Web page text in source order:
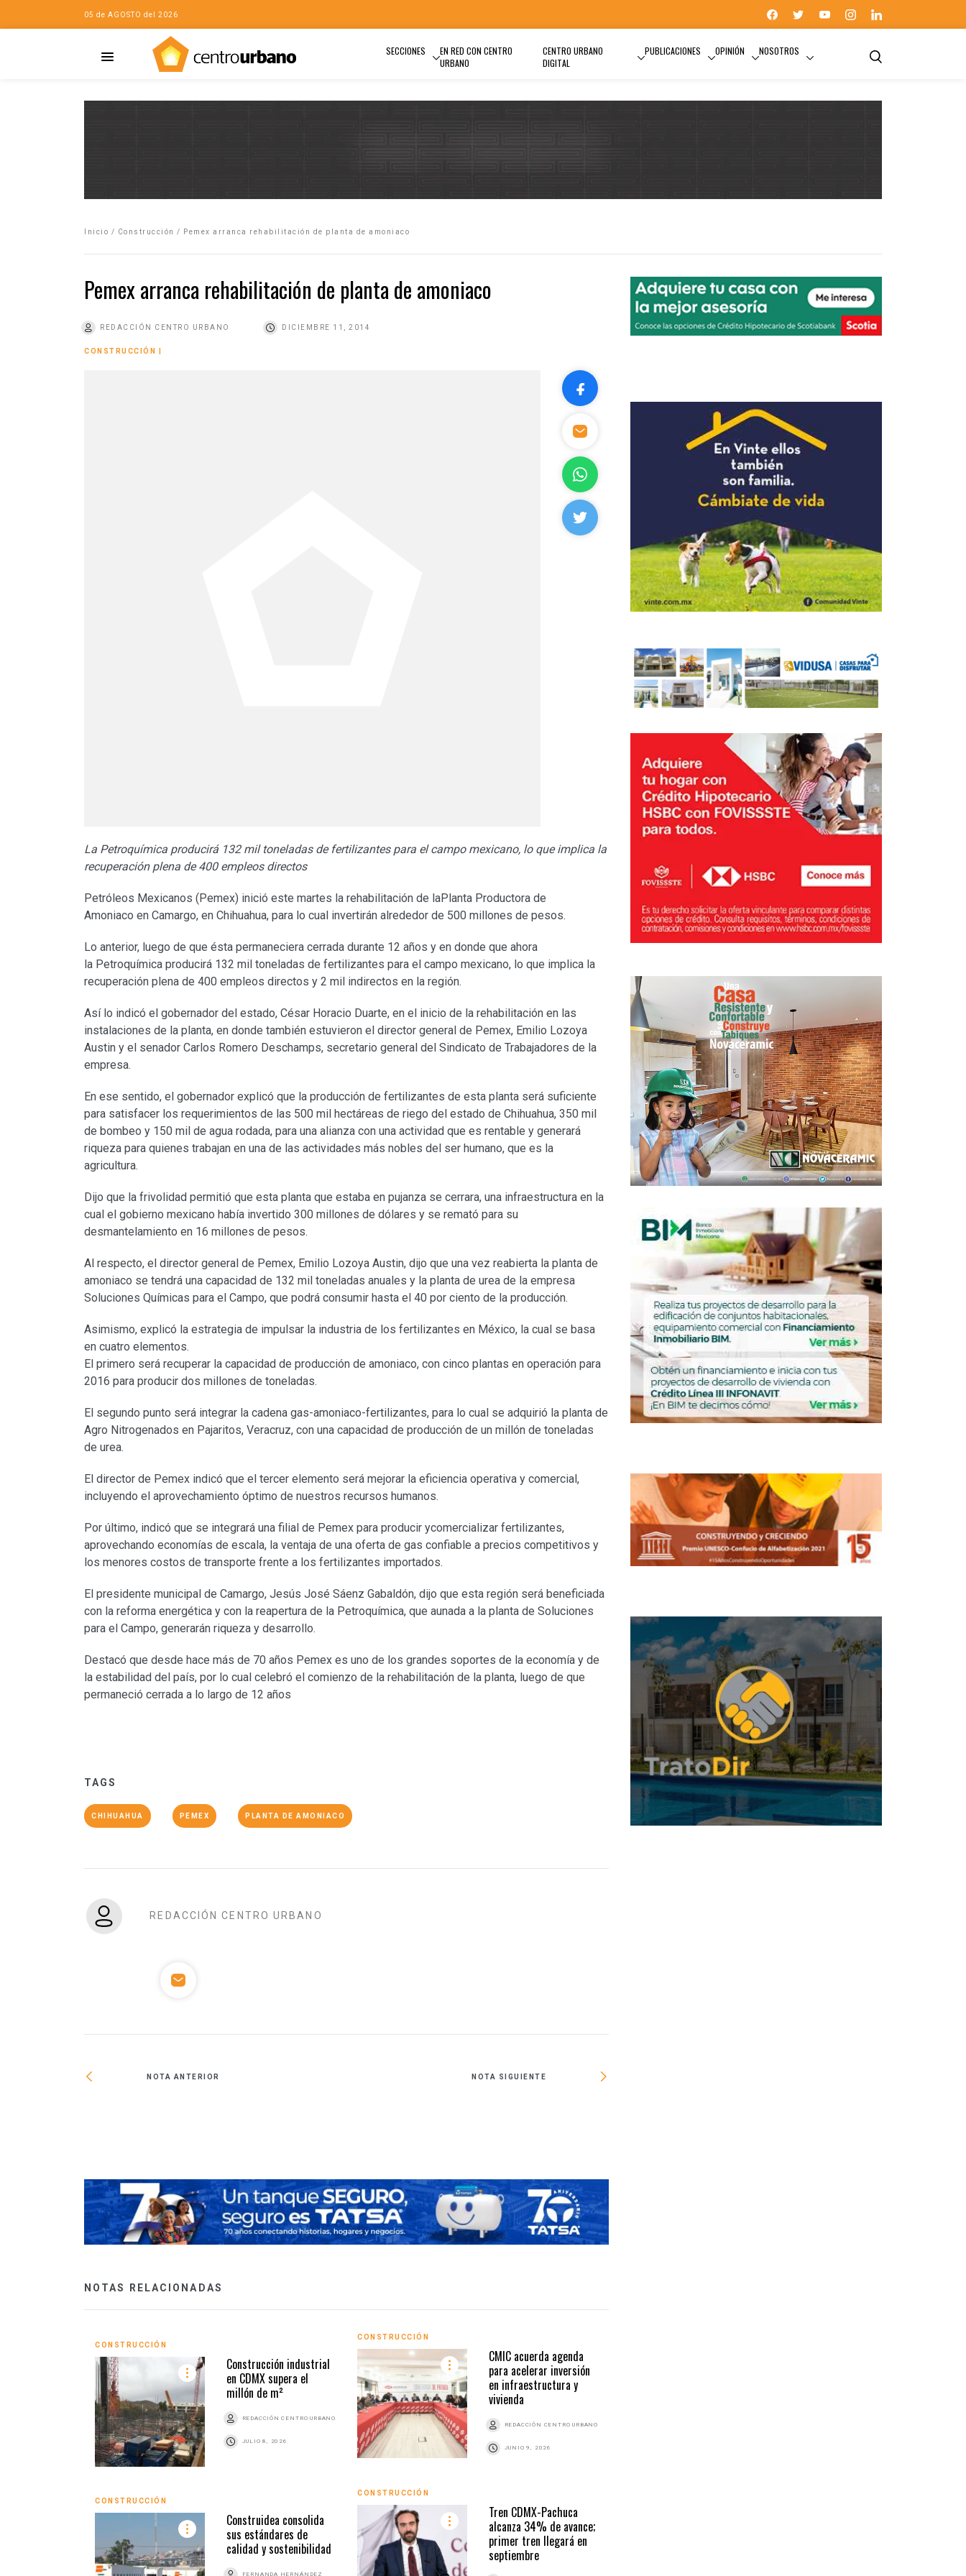
05 de AGOSTO del 2026
SECCIONES
EN RED CON CENTRO
URBANO
CENTRO URBANO
DIGITAL
PUBLICACIONES OPINIÓN NOSOTROS
Inicio / Construcción / Pemex arranca rehabilitación de planta de amoniaco
Pemex arranca rehabilitación de planta de amoniaco
REDACCIÓN CENTRO URBANO DICIEMBRE 11, 2014
CONSTRUCCIÓN
La Petroquímica producirá 132 mil toneladas de fertilizantes para el campo mexicano, lo que implica la
recuperación plena de 400 empleos directos
Petróleos Mexicanos (Pemex) inició este martes la rehabilitación de laPlanta Productora de
Amoniaco en Camargo, en Chihuahua, para lo cual invertirán alrededor de 500 millones de pesos.
Lo anterior, luego de que ésta permaneciera cerrada durante 12 años y en donde que ahora
la Petroquímica producirá 132 mil toneladas de fertilizantes para el campo mexicano, lo que implica la
recuperación plena de 400 empleos directos y 2 mil indirectos en la región.
Así lo indicó el gobernador del estado, César Horacio Duarte, en el inicio de la rehabilitación en las
instalaciones de la planta, en donde también estuvieron el director general de Pemex, Emilio Lozoya
Austin y el senador Carlos Romero Deschamps, secretario general del Sindicato de Trabajadores de la
empresa.
En ese sentido, el gobernador explicó que la producción de fertilizantes de esta planta será suficiente
para satisfacer los requerimientos de las 500 mil hectáreas de riego del estado de Chihuahua, 350 mil
de bombeo y 150 mil de agua rodada, para una alianza con una actividad que es rentable y generará
riqueza para quienes trabajan en una de las actividades más nobles del ser humano, que es la
agricultura.
Dijo que la frivolidad permitió que esta planta que estaba en pujanza se cerrara, una infraestructura en la
cual el gobierno mexicano había invertido 300 millones de dólares y se remató para su
desmantelamiento en 16 millones de pesos.
Al respecto, el director general de Pemex, Emilio Lozoya Austin, dijo que una vez reabierta la planta de
amoniaco se tendrá una capacidad de 132 mil toneladas anuales y la planta de urea de la empresa
Soluciones Químicas para el Campo, que podrá consumir hasta el 40 por ciento de la producción.
Asimismo, explicó la estrategia de impulsar la industria de los fertilizantes en México, la cual se basa
en cuatro elementos.
El primero será recuperar la capacidad de producción de amoniaco, con cinco plantas en operación para
2016 para producir dos millones de toneladas.
El segundo punto será integrar la cadena gas-amoniaco-fertilizantes, para lo cual se adquirió la planta de
Agro Nitrogenados en Pajaritos, Veracruz, con una capacidad de producción de un millón de toneladas
de urea.
El director de Pemex indicó que el tercer elemento será mejorar la eficiencia operativa y comercial,
incluyendo el aprovechamiento óptimo de nuestros recursos humanos.
Por último, indicó que se integrará una filial de Pemex para producir ycomercializar fertilizantes,
aprovechando economías de escala, la ventaja de una oferta de gas confiable a precios competitivos y
los menores costos de transporte frente a los fertilizantes importados.
El presidente municipal de Camargo, Jesús José Sáenz Gabaldón, dijo que esta región será beneficiada
con la reforma energética y con la reapertura de la Petroquímica, que aunada a la planta de Soluciones
para el Campo, generarán riqueza y desarrollo.
Destacó que desde hace más de 70 años Pemex es uno de los grandes soportes de la economía y de
la estabilidad del país, por lo cual celebró el comienzo de la rehabilitación de la planta, luego de que
permaneció cerrada a lo largo de 12 años
TAGS
CHIHUAHUA PEMEX PLANTA DE AMONIACO
REDACCIÓN CENTRO URBANO
NOTA ANTERIOR NOTA SIGUIENTE
NOTAS RELACIONADAS
CONSTRUCCIÓN
Construcción industrial
en CDMX supera el
millón de m²
REDACCIÓN CENTRO URBANO
JULIO 8, 2026
CONSTRUCCIÓN
CMIC acuerda agenda
para acelerar inversión
en infraestructura y
vivienda
REDACCIÓN CENTRO URBANO
JUNIO 9, 2026
CONSTRUCCIÓN
Construidea consolida
sus estándares de
calidad y sostenibilidad
FERNANDA HERNÁNDEZ
CONSTRUCCIÓN
Tren CDMX-Pachuca
alcanza 34% de avance;
primer tren llegará en
septiembre